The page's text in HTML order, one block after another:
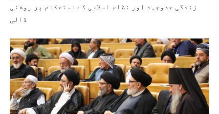
زندگی جدوجہد اور نظام اسلامی کے استحکام پر روشنی
ڈالی